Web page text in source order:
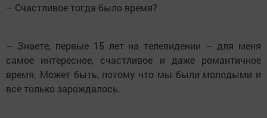
– Счастливое тогда было время?
– Знаете, первые 15 лет на телевидении – для меня
самое интересное, счастливое и даже романтичное
время. Может быть, потому что мы были молодыми и
все только зарождалось.